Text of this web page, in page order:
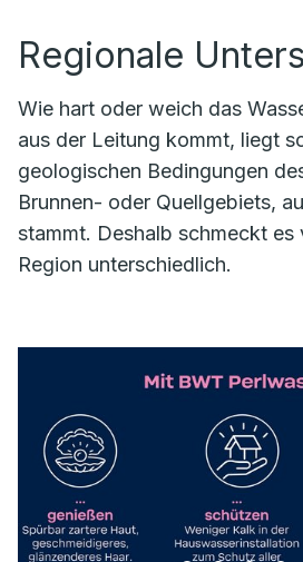
Regionale
Wie hart oder weich das
aus der Leitung kommt, liegt
geologischen Bedingungen
Brunnen- oder Quellgebiets,
stammt. Deshalb schmeckt es
Region unterschiedlich.